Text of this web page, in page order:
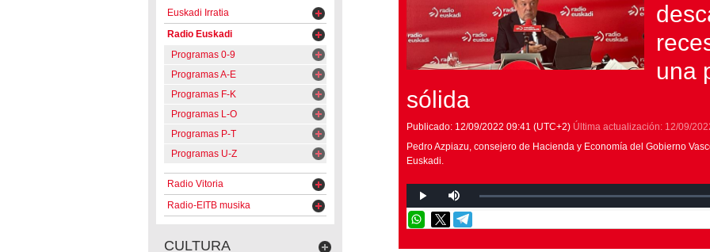
Euskadi Irratia
Radio Euskadi
Programas 0-9
Programas A-E
Programas F-K
Programas L-O
Programas P-T
Programas U-Z
Radio Vitoria
Radio-EITB musika
CULTURA
una
sólida
Publicado: 12/09/2022 09:41 (UTC+2) Última actualización: 12/09/
Pedro Azpiazu, consejero de Hacienda y Economía del Gobierno
Euskadi.